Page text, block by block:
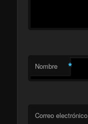
Nombre *
Correo electrónico